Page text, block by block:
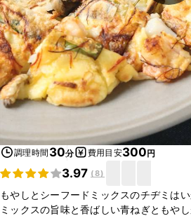
調理時間 30分 費用目安300円
3.97 (8)
もやしとシーフードミックスのチヂミは
ミックスの旨味と香ばしい青ねぎともや